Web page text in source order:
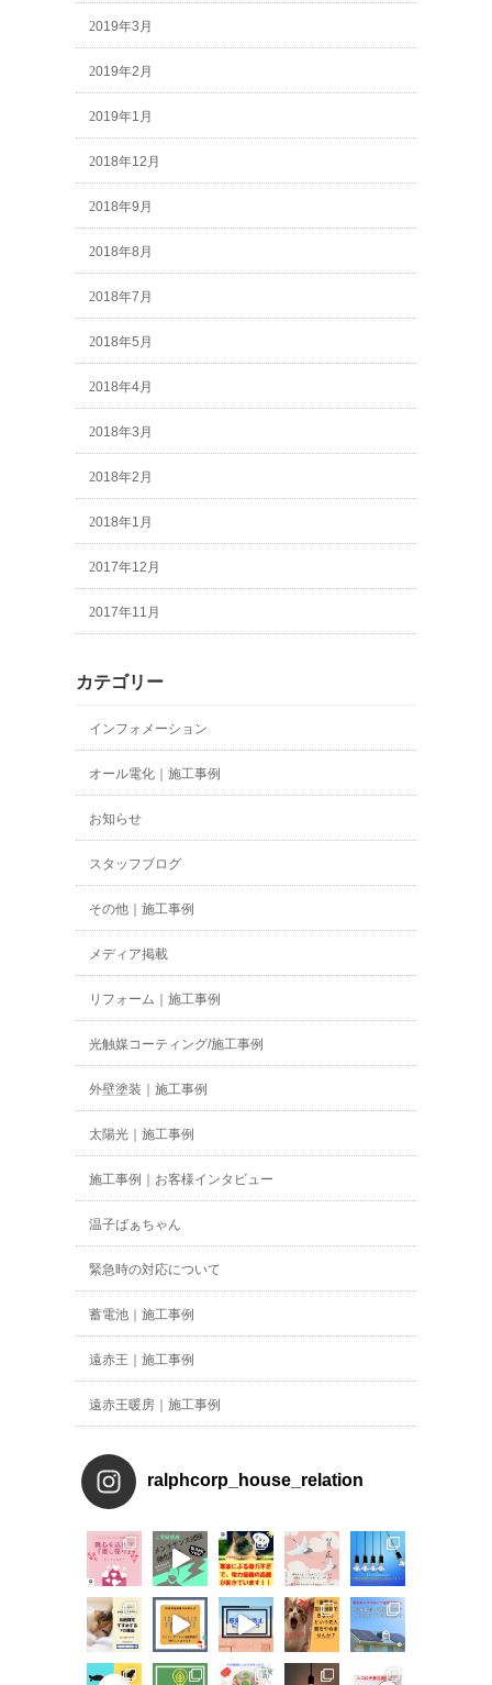
2019年3月
2019年2月
2019年1月
2018年12月
2018年9月
2018年8月
2018年7月
2018年5月
2018年4月
2018年3月
2018年2月
2018年1月
2017年12月
2017年11月
カテゴリー
インフォメーション
オール電化｜施工事例
お知らせ
スタッフブログ
その他｜施工事例
メディア掲載
リフォーム｜施工事例
光触媒コーティング/施工事例
外壁塗装｜施工事例
太陽光｜施工事例
施工事例｜お客様インタビュー
温子ばぁちゃん
緊急時の対応について
蓄電池｜施工事例
遠赤王｜施工事例
遠赤王暖房｜施工事例
ralphcorp_house_relation